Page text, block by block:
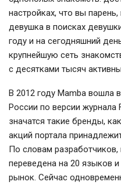
настройках, что вы
девушка в поисках
году и на сегодняшний
крупнейшую сеть
с десятками тысяч
В 2012 году Мamba вошла
России по версии журнала
значатся такие бренды,
акций портала
По словам
переведена на 20 языков
рынок. Сейчас